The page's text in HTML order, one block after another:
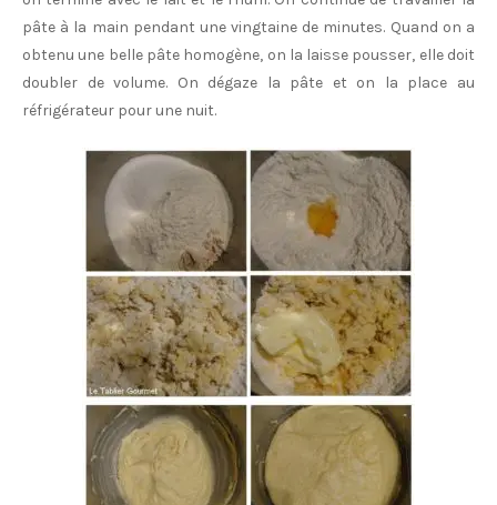
pâte à la main pendant une vingtaine de minutes. Quand on a
obtenu une belle pâte homogène, on la laisse pousser, elle doit
doubler de volume. On dégaze la pâte et on la place au
réfrigérateur pour une nuit.